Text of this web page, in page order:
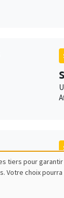
tiers pour
Votre choix